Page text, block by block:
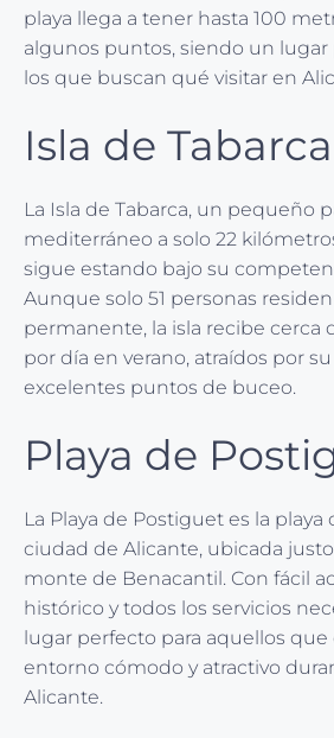
playa llega a tener hasta 100
algunos puntos, siendo un lugar
los que buscan qué visitar en
Isla de Tabarca
La Isla de Tabarca, un pequeño
mediterráneo a solo 22
sigue estando bajo su
Aunque solo 51 personas
permanente, la isla recibe cerca
por día en verano, atraídos por
excelentes puntos de buceo.
Playa de
La Playa de Postiguet es la playa
ciudad de Alicante, ubicada justo
monte de Benacantil. Con fácil
histórico y todos los servicios
lugar perfecto para aquellos
entorno cómodo y atractivo
Alicante.